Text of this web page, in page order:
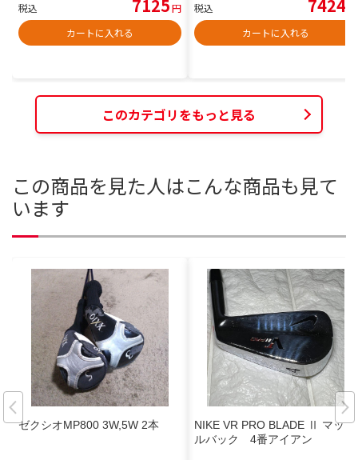
税込 7125円
カートに入れる
税込 7424
カートに入れる
このカテゴリをもっと見る
この商品を見た人はこんな商品も見て
います
ゼクシオMP800 3W,5W 2本
NIKE VR PRO BLADE Ⅱ マッス
ルバック 4番アイアン